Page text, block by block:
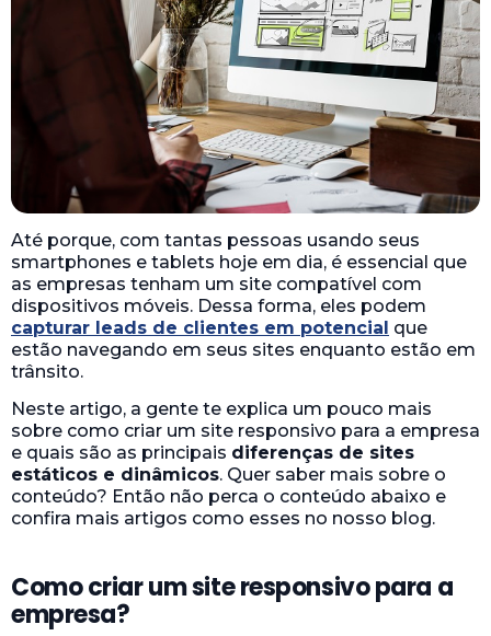
Até porque, com tantas pessoas usando seus
smartphones e tablets hoje em dia, é essencial que
as empresas tenham um site compatível com
dispositivos móveis. Dessa forma, eles podem
capturar leads de clientes em potencial que
estão navegando em seus sites enquanto estão em
trânsito.
Neste artigo, a gente te explica um pouco mais
sobre como criar um site responsivo para a empresa
e quais são as principais diferenças de sites
estáticos e dinâmicos. Quer saber mais sobre o
conteúdo? Então não perca o conteúdo abaixo e
confira mais artigos como esses no nosso blog.
Como criar um site responsivo para a
empresa?